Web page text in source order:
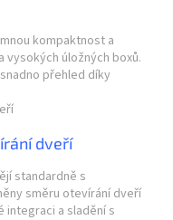
kompaktnost a
úložných boxů.
přehled díky
dveří
standardně s
směru otevírání dveří
integraci a sladění s